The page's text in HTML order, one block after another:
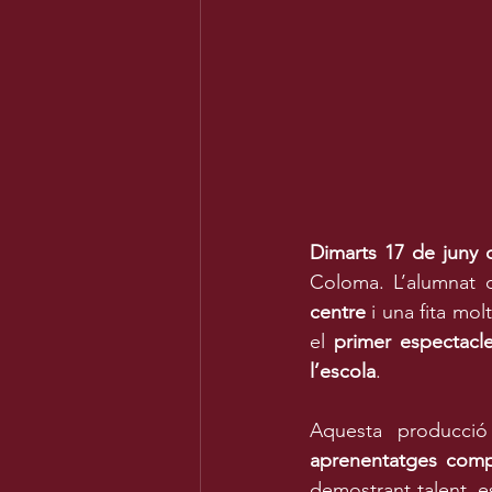
Dimarts 17 de juny
Coloma.
centre i una fita
el primer
l’escola.
Aquesta
aprenentatges